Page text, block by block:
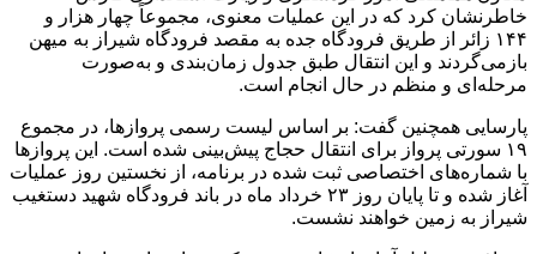
خاطرنشان کرد که در این عملیات معنوی، مجموعاً چهار هزار و
۱۴۴ زائر از طریق فرودگاه جده به مقصد فرودگاه شیراز به میهن
بازمی‌گردند و این انتقال طبق جدول زمان‌بندی و به‌صورت
مرحله‌ای و منظم در حال انجام است.
پارسایی همچنین گفت: بر اساس لیست رسمی پروازها، در مجموع
۱۹ سورتی پرواز برای انتقال حجاج پیش‌بینی شده است. این پروازها
با شماره‌های اختصاصی ثبت شده در برنامه، از نخستین روز عملیات
آغاز شده و تا پایان روز ۲۳ خرداد ماه در باند فرودگاه شهید دستغیب
شیراز به زمین خواهند نشست.